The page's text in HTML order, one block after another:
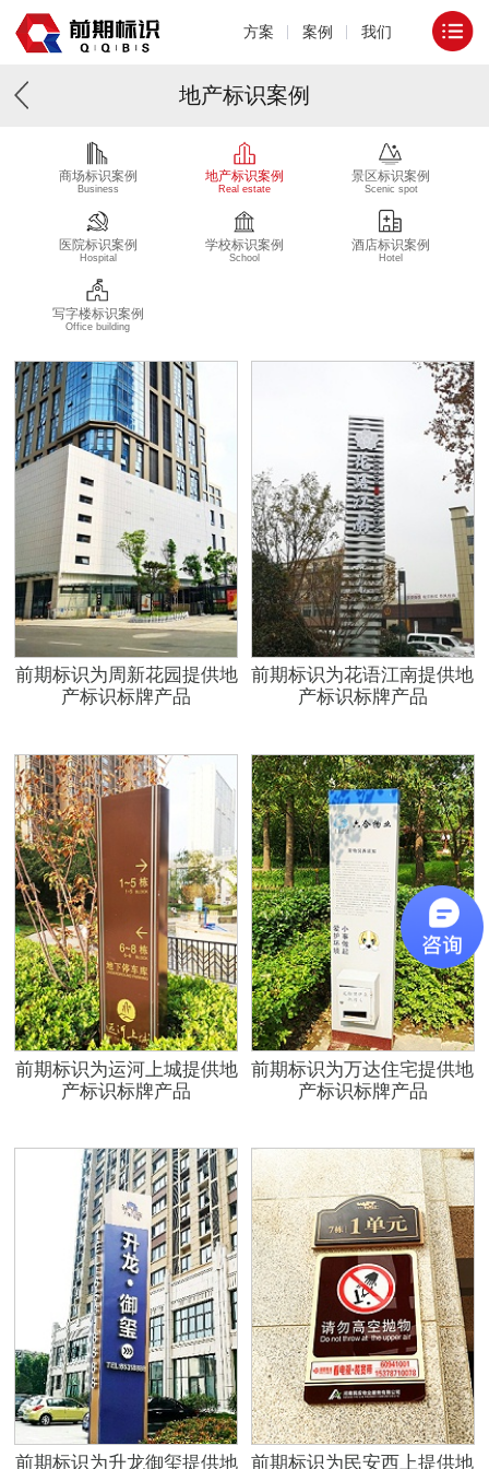
方案 案例 我们
地产标识案例
商场标识案例
Business
地产标识案例
Real estate
景区标识案例
Scenic spot
医院标识案例
Hospital
学校标识案例
School
酒店标识案例
Hotel
写字楼标识案例
Office building
前期标识为周新花园提供地
产标识标牌产品
前期标识为花语江南提供地
产标识标牌产品
前期标识为运河上城提供地
产标识标牌产品
前期标识为万达住宅提供地
产标识标牌产品
前期标识为升龙御玺提供地 前期标识为民安西上提供地